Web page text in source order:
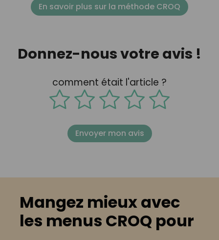
En savoir plus sur la méthode CROQ
Donnez-nous votre avis !
comment était l'article ?
Envoyer mon avis
Mangez mieux avec
les menus CROQ pour